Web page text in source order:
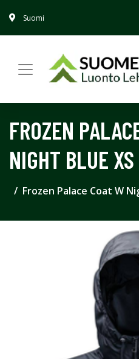
Suomi
FROZEN
NIGHT BLUE XS
Frozen Palace Coat W